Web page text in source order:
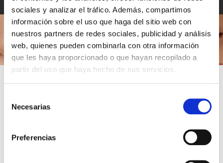
sociales y analizar el tráfico. Además, compartimos
información sobre el uso que haga del sitio web con
nuestros partners de redes sociales, publicidad y análisis
web, quienes pueden combinarla con otra información
que les haya proporcionado o que hayan recopilado a
partir del uso que haya hecho de sus servicios.
Necesarias
Preferencias
experiencia en el sector.
TAMBIÉN PODRÍA
Invierte enuna pieza eterna
primera